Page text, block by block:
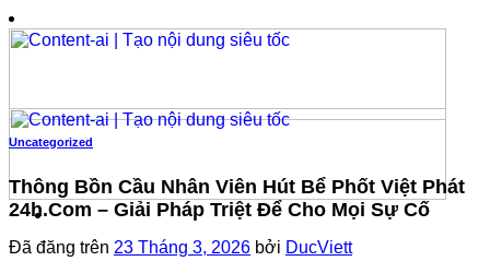
đến
Uncategorized
Thông Bồn Cầu Nhân Viên Hút Bể Phốt Việt Phát
24h.Com – Giải Pháp Triệt Để Cho Mọi Sự Cố
Đã đăng trên 23 Tháng 3, 2026 bởi DucViett